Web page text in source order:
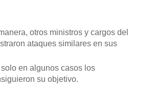
otros ministros y cargos del
ataques similares en sus
en algunos casos los
su objetivo.